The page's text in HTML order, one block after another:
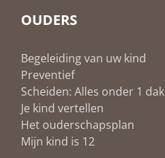
OUDERS
Begeleiding van uw kind
Preventief
Scheiden: Alles onder 1 dak
Je kind vertellen
Het ouderschapsplan
Mijn kind is 12